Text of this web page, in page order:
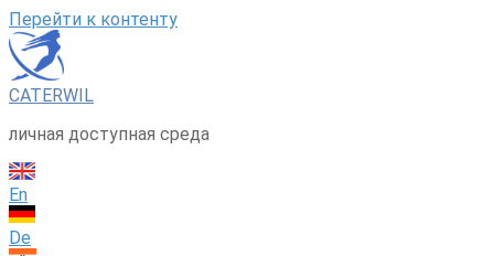
Перейти к контенту
CATERWIL
личная доступная среда
En
De